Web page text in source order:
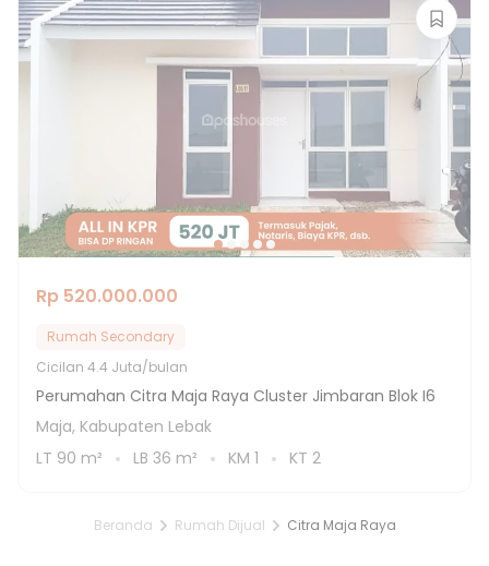
Rp 520.000.000
Rumah Secondary
Cicilan 4.4 Juta/bulan
Perumahan Citra Maja Raya Cluster Jimbaran Blok I6
Maja, Kabupaten Lebak
LT 90 m² LB 36 m² KM 1 KT 2
Beranda Rumah Dijual Citra Maja Raya